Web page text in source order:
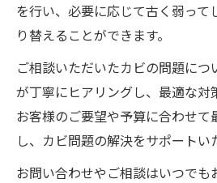
を行い、必要に応じて古く弱って
り替えることができます。
ご相談いただいたカビの問題につ
が丁寧にヒアリングし、最適な対
お客様のご要望や予算に合わせ
し、カビ問題の解決をサポートい
お問い合わせやご相談はいつでも